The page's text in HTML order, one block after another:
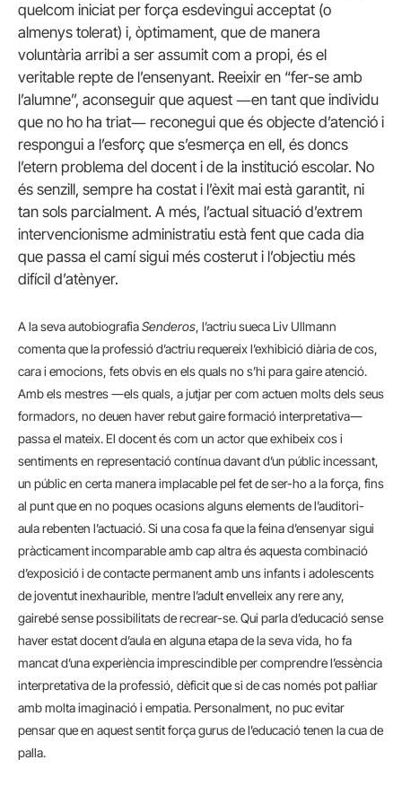
quelcom iniciat per força esdevingui acceptat (o
almenys tolerat) i, òptimament, que de manera
voluntària arribi a ser assumit com a propi, és el
veritable repte de l’ensenyant. Reeixir en “fer-se amb
l’alumne”, aconseguir que aquest ―en tant que individu
que no ho ha triat― reconegui que és objecte d’atenció i
respongui a l’esforç que s’esmerça en ell, és doncs
l’etern problema del docent i de la institució escolar. No
és senzill, sempre ha costat i l’èxit mai està garantit, ni
tan sols parcialment. A més, l’actual situació d’extrem
intervencionisme administratiu està fent que cada dia
que passa el camí sigui més costerut i l’objectiu més
difícil d’atènyer.
A la seva autobiografiaSenderos, l’actriu sueca Liv Ullmann
comenta que la professió d’actriu requereix l’exhibició diària de cos,
cara i emocions, fets obvis en els quals no s’hi para gaire atenció.
Amb els mestres ―els quals, a jutjar per com actuen molts dels seus
formadors, no deuen haver rebut gaire formació interpretativa―
passa el mateix. El docent és com un actor que exhibeix cos i
sentiments en representació contínua davant d’un públic incessant,
un públic en certa manera implacable pel fet de ser-ho a la força, fins
al punt que en no poques ocasions alguns elements de l’auditori-
aula rebenten l’actuació. Si una cosa fa que la feina d’ensenyar sigui
pràcticament incomparable amb cap altra és aquesta combinació
d’exposició i de contacte permanent amb uns infants i adolescents
de joventut inexhaurible, mentre l’adult envelleix any rere any,
gairebé sense possibilitats de recrear-se. Qui parla d’educació sense
haver estat docent d’aula en alguna etapa de la seva vida, ho fa
mancat d’una experiència imprescindible per comprendre l’essència
interpretativa de la professió, dèficit que si de cas només pot pal·liar
amb molta imaginació i empatia. Personalment, no puc evitar
pensar que en aquest sentit força gurus de l’educació tenen la cua de
palla.